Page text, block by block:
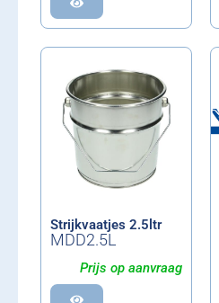
Strijkvaatjes 2.5ltr
MDD2.5L
Prijs op aanvraag